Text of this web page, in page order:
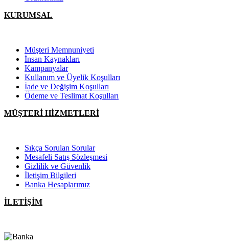
KURUMSAL
Müşteri Memnuniyeti
İnsan Kaynakları
Kampanyalar
Kullanım ve Üyelik Koşulları
İade ve Değişim Koşulları
Ödeme ve Teslimat Koşulları
MÜŞTERİ HİZMETLERİ
Sıkça Sorulan Sorular
Mesafeli Satış Sözleşmesi
Gizlilik ve Güvenlik
İletişim Bilgileri
Banka Hesaplarımız
İLETİŞİM